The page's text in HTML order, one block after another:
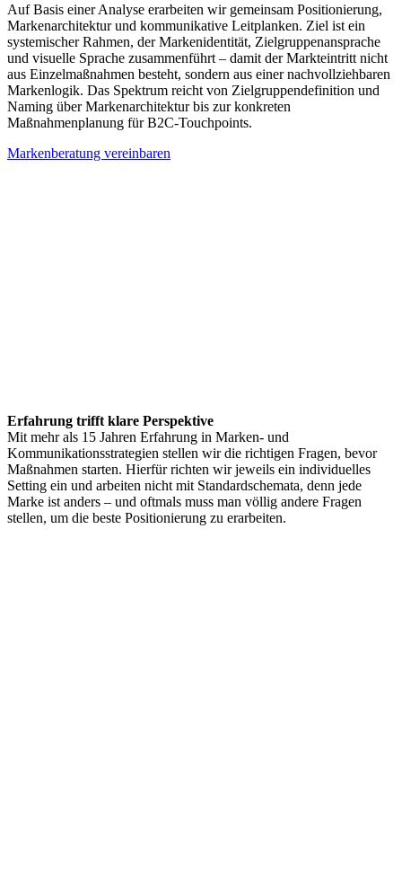
Auf Basis einer Analyse erarbeiten wir gemeinsam Positionierung,
Markenarchitektur und kommunikative Leitplanken. Ziel ist ein
systemischer Rahmen, der Markenidentität, Zielgruppenansprache
und visuelle Sprache zusammenführt – damit der Markteintritt nicht
aus Einzelmaßnahmen besteht, sondern aus einer nachvollziehbaren
Markenlogik. Das Spektrum reicht von Zielgruppendefinition und
Naming über Markenarchitektur bis zur konkreten
Maßnahmenplanung für B2C-Touchpoints.
Markenberatung vereinbaren
Erfahrung trifft klare Perspektive
Mit mehr als 15 Jahren Erfahrung in Marken- und
Kommunikationsstrategien stellen wir die richtigen Fragen, bevor
Maßnahmen starten. Hierfür richten wir jeweils ein individuelles
Setting ein und arbeiten nicht mit Standardschemata, denn jede
Marke ist anders – und oftmals muss man völlig andere Fragen
stellen, um die beste Positionierung zu erarbeiten.